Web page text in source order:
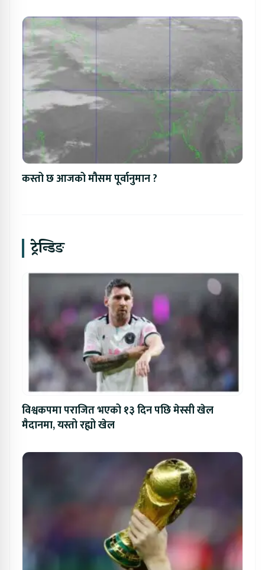
कस्तो छ आजको मौसम पूर्वानुमान ?
ट्रेन्डिङ
विश्वकपमा पराजित भएको १३ दिन पछि मेस्सी खेल
मैदानमा, यस्तो रह्यो खेल